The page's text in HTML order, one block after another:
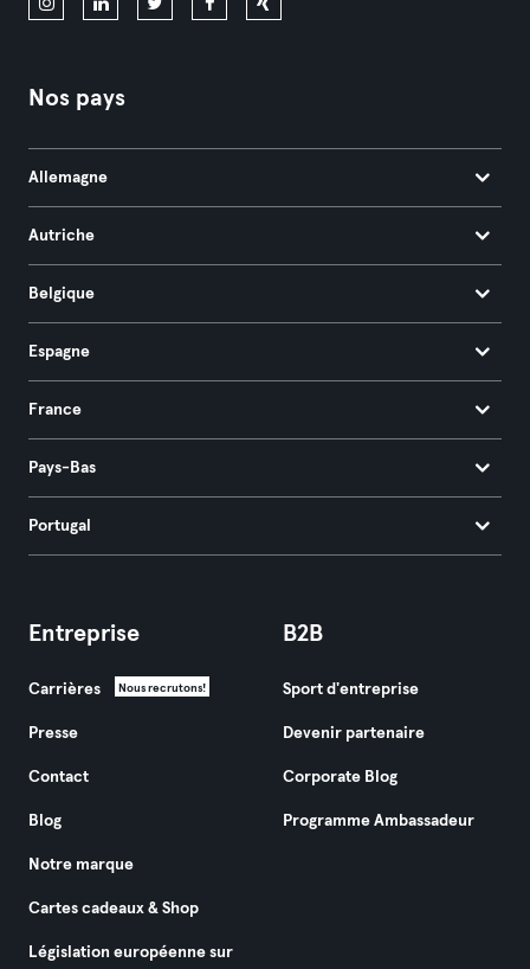
Nos pays
Allemagne
Autriche
Belgique
Espagne
France
Pays-Bas
Portugal
Entreprise
Carrières Nous recrutons!
Presse
Contact
Blog
Notre marque
Cartes cadeaux & Shop
Législation européenne sur
B2B
Sport d'entreprise
Devenir partenaire
Corporate Blog
Programme Ambassadeur